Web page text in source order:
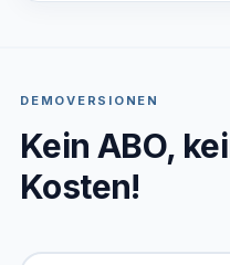
DEMOVERSIONEN
Kein ABO,
Kosten!